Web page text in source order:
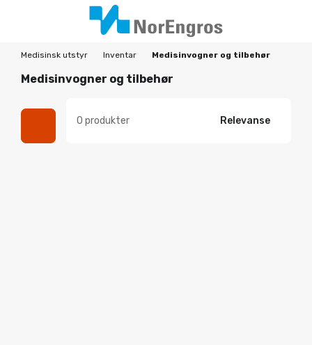
Medisinsk utstyr Inventar Medisinvogner og tilbehør
Medisinvogner og tilbehør
0 produkter Relevanse